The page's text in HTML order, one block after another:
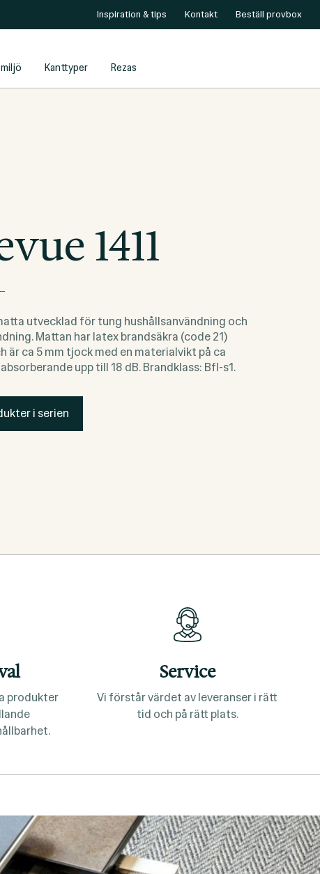
Inspiration & tips Kontakt Beställ provbox
Kanttyper Rezas
1411
utvecklad för tung hushållsanvändning och
Mattan har latex brandsäkra (code 21)
är ca 5 mm tjock med en materialvikt på ca
upp till 18 dB. Brandklass: Bfl-s1.
i serien
produkter
Service
Vi förstår värdet av leveranser i rätt
tid och på rätt plats.